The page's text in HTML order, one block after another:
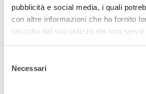
pubblicità e social media, i quali
con altre informazioni che ha fornito
raccolto dal suo utilizzo dei loro
delNecessari
Leggi